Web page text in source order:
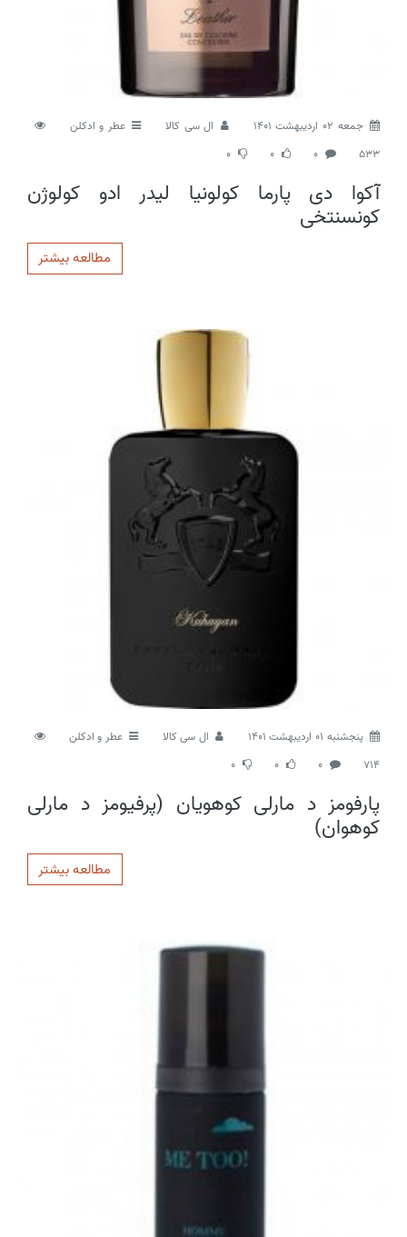
جمعه 02 اردیبهشت 1401 ال سی کالا
عطر و ادکلن
533
0
0
0
آکوا دی پارما کولونیا لیدر ادو کولوژن
کونسنتخی
مطالعه بیشتر
پنجشنبه 01 اردیبهشت 1401 ال سی کالا
عطر و ادکلن
714
0
0
0
پارفومز د مارلی کوهویان (پرفیومز د مارلی
کوهوان)
مطالعه بیشتر